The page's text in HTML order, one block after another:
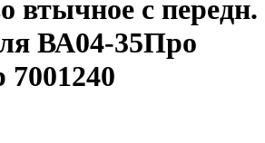
втычное с передн.
ВА04-35Про
7001240